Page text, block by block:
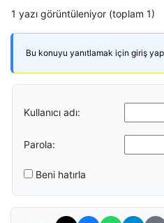
1 yazı görüntüleniyor (toplam 1)
Bu konuyu yanıtlamak için giriş
Kullanıcı adı:
Parola:
Beni hatırla